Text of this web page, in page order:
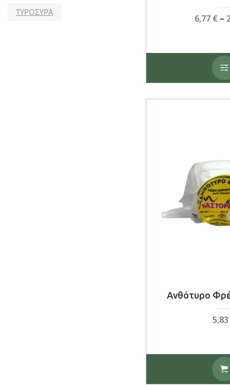
ΤΥΡΟΣΥΡΑ
6,77 € –
Ανθότυρο
5,83